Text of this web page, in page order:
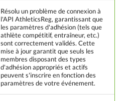
Résolu un problème de connexion à
l'API AthleticsReg, garantissant que
les paramètres d'adhésion (tels que
athlète compétitif, entraîneur, etc.)
sont correctement validés. Cette
mise à jour garantit que seuls les
membres disposant des types
d'adhésion appropriés et actifs
peuvent s'inscrire en fonction des
paramètres de votre événement.